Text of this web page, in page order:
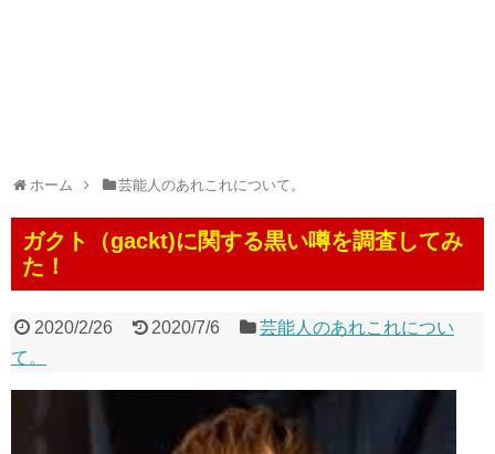
ホーム 芸能人のあれこれについて。
ガクト（gackt)に関する黒い噂を調査してみ
た！
2020/2/26 2020/7/6
芸能人のあれこれについ
て。